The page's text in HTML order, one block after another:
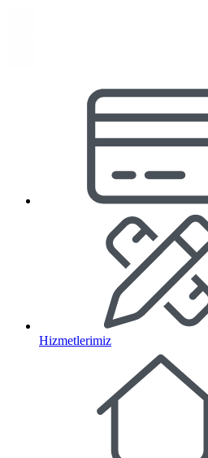
Hizmetlerimiz